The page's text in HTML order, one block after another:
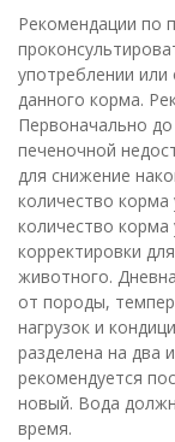
Рекомендации по
употреблении или
данного корма.
Первоначально
печеночной
для снижение
количество корма
количество корма
корректировки
животного.
от породы,
нагрузок и
разделена на два
рекомендуется
новый. Вода
время.